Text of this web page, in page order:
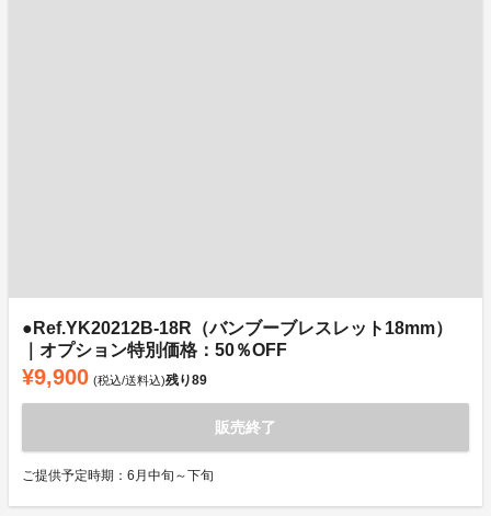
●Ref.YK20212B-18R（バンブーブレスレット18mm）
｜オプション特別価格：50％OFF
¥9,900 (税込/送料込)残り89
販売終了
ご提供予定時期：6月中旬～下旬